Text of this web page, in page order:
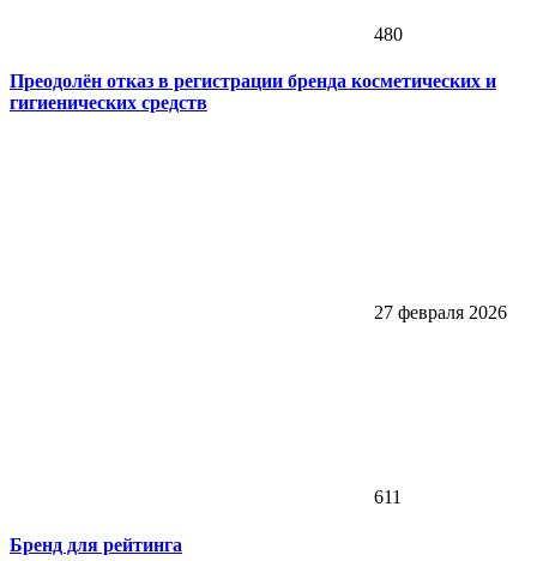
480
Преодолён отказ в регистрации бренда косметических и
гигиенических средств
27 февраля 2026
611
Бренд для рейтинга